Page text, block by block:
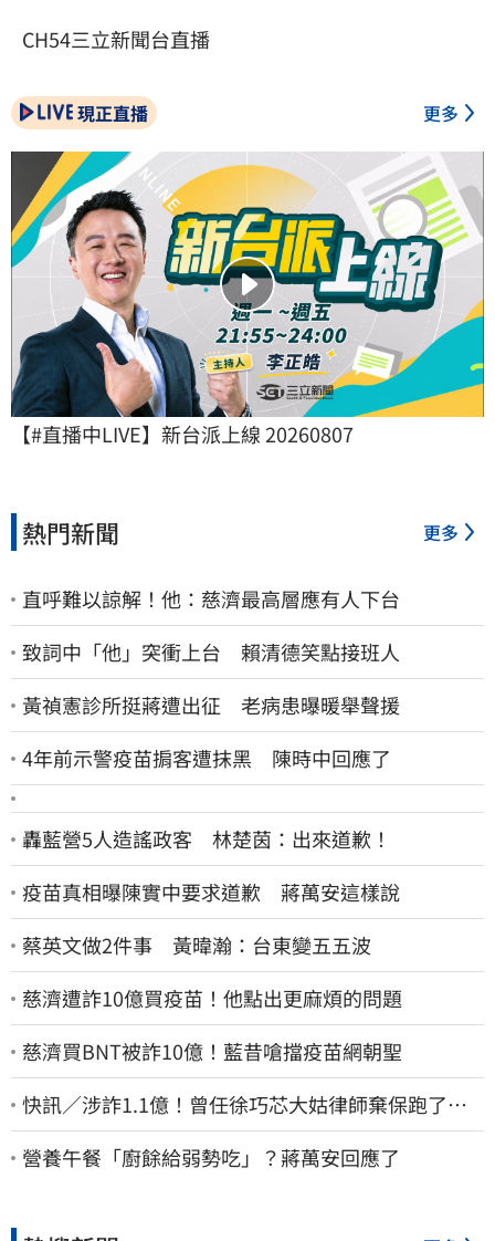
CH54三立新聞台直播
現正直播 更多
【#直播中LIVE】新台派上線 20260807
熱門新聞 更多
直呼難以諒解！他：慈濟最高層應有人下台
致詞中「他」突衝上台 賴清德笑點接班人
黃禎憲診所挺蔣遭出征 老病患曝暖舉聲援
4年前示警疫苗掮客遭抹黑 陳時中回應了
轟藍營5人造謠政客 林楚茵：出來道歉！
疫苗真相曝陳實中要求道歉 蔣萬安這樣說
蔡英文做2件事 黃暐瀚：台東變五五波
慈濟遭詐10億買疫苗！他點出更麻煩的問題
慈濟買BNT被詐10億！藍昔嗆擋疫苗網朝聖
快訊／涉詐1.1億！曾任徐巧芯大姑律師棄保跑了…
媽也離境 桃檢發通緝
營養午餐「廚餘給弱勢吃」？蔣萬安回應了